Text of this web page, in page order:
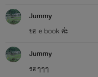
Jummy
ขอ e book ค่ะ
Jummy
รอๆๆๆ